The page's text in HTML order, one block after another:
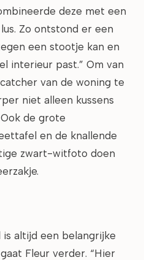
deze met een
Zo ontstond er een
een stootje kan en
interieur past.” Om van
van de woning te
niet alleen kussens
de grote
en de knallende
zwart-witfoto doen
altijd een belangrijke
Fleur verder. “Hier